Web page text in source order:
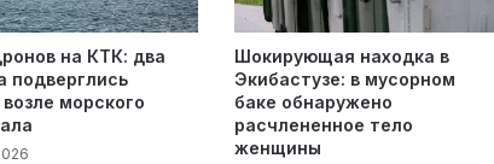
на КТК: два
подверглись
морского
Шокирующая находка в
Экибастузе: в мусорном
баке обнаружено
расчлененное тело
женщины